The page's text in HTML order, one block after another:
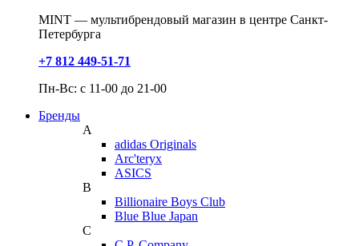
MINT — мультибрендовый магазин в центре Санкт-
Петербурга
+7 812 449-51-71
Пн-Вс: с 11-00 до 21-00
Бренды
A
adidas Originals
Arc'teryx
ASICS
B
Billionaire Boys Club
Blue Blue Japan
C